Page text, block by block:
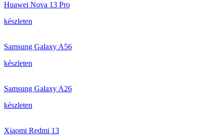
Huawei Nova 13 Pro
készleten
Samsung Galaxy A56
készleten
Samsung Galaxy A26
készleten
Xiaomi Redmi 13